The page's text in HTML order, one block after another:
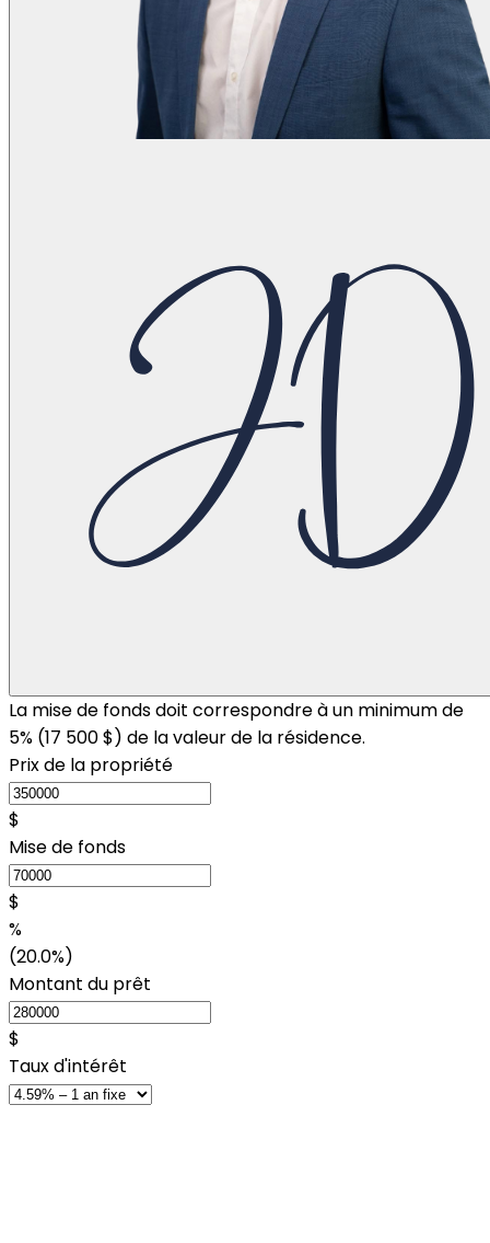
La mise de fonds doit correspondre à un minimum de
5% (17 500 $) de la valeur de la résidence.
Prix de la propriété
$
Mise de fonds
$
%
(20.0%)
Montant du prêt
$
Taux d'intérêt